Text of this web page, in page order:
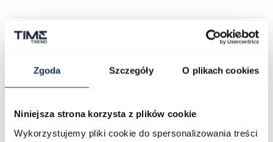
Zgoda Szczegóły O plikach cookies
Niniejsza strona korzysta z plików cookie
Wykorzystujemy pliki cookie do spersonalizowania treści
Najczęściej kupowane